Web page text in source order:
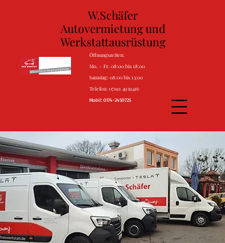
W.Schäfer
Autovermietung und
Werkstattausrüstung
Öffnungszeiten:
Mo. - Fr. 08:00 bis 18:00
Samstag: 08:00 bis 13:00
Telefon: 07191 4939416
Mobil:0174-2450725